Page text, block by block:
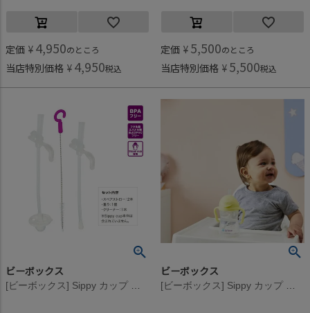
定価 ¥ 4,950のところ
当店特別価格 ¥ 4,950税込
定価 ¥ 5,500のところ
当店特別価格 ¥ 5,500税込
ビーボックス
[ビーボックス] Sippy カップ 専用スペアストロー＆クリーナーセット マルチカラー
ビーボックス
[ビーボックス] Sippy カップ ジェラートシリーズ(240ml) バナナスプリット